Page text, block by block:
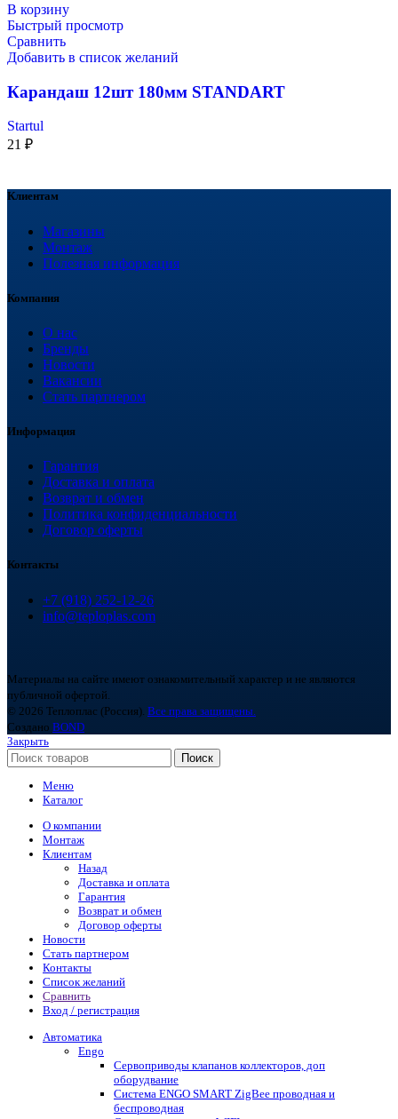
В корзину
Быстрый просмотр
Сравнить
Добавить в список желаний
Карандаш 12шт 180мм STANDART
Startul
21 ₽
Клиентам
Магазины
Монтаж
Полезная информация
Компания
О нас
Бренды
Новости
Вакансии
Стать партнером
Информация
Гарантия
Доставка и оплата
Возврат и обмен
Политика конфиденциальности
Договор оферты
Контакты
+7 (918) 252-12-26
info@teploplas.com
Материалы на сайте имеют ознакомительный характер и не являются
публичной офертой.
© 2026 Теплоплас (Россия). Все права защищены.
Создано BOND
Закрыть
Поиск
Меню
Каталог
О компании
Монтаж
Клиентам
Назад
Доставка и оплата
Гарантия
Возврат и обмен
Договор оферты
Новости
Стать партнером
Контакты
Список желаний
Сравнить
Вход / регистрация
Автоматика
Engo
Сервоприводы клапанов коллекторов, доп
оборудвание
Система ENGO SMART ZigBee проводная и
беспроводная